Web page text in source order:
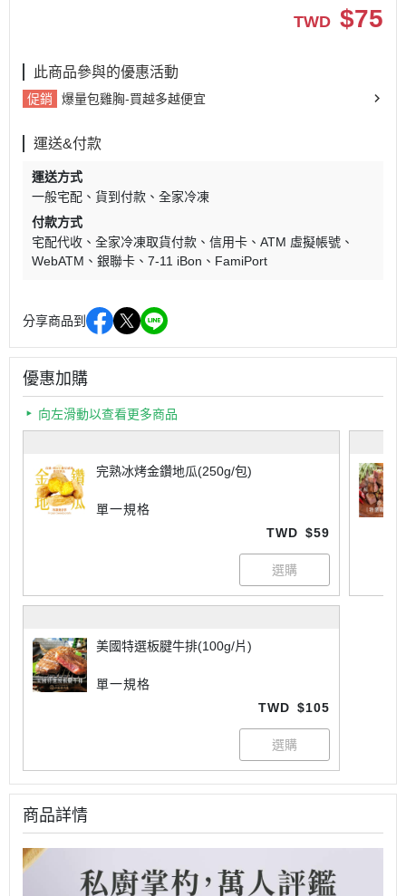
TWD $75
此商品參與的優惠活動
促銷 爆量包雞胸-買越多越便宜
運送&付款
運送方式
一般宅配
貨到付款
全家冷凍
付款方式
宅配代收
全家冷凍取貨付款 信用卡
ATM 虛擬帳號
WebATM
銀聯卡 7-11 iBon FamiPort
分享商品到
優惠加購
向左滑動以查看更多商品
完熟冰烤金鑽地瓜(250g/包)
單一規格
TWD $59
美國特選板腱牛排(100g/片)
單一規格
TWD $105
商品詳情